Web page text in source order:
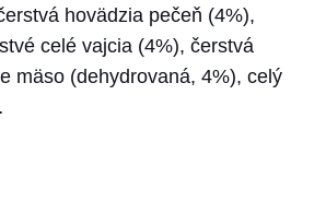
hovädzia pečeň (4%),
celé vajcia (4%), čerstvá
mäso (dehydrovaná, 4%), celý